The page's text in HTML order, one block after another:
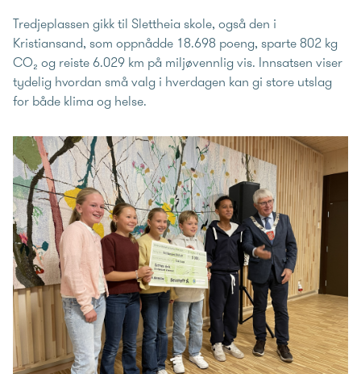
Tredjeplassen gikk til Slettheia skole, også den i
Kristiansand, som oppnådde 18.698 poeng, sparte 802 kg
CO₂ og reiste 6.029 km på miljøvennlig vis. Innsatsen viser
tydelig hvordan små valg i hverdagen kan gi store utslag
for både klima og helse.